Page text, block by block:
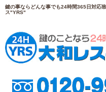
鍵の事ならどんな事でも24時間365日対応
ス"YRS"